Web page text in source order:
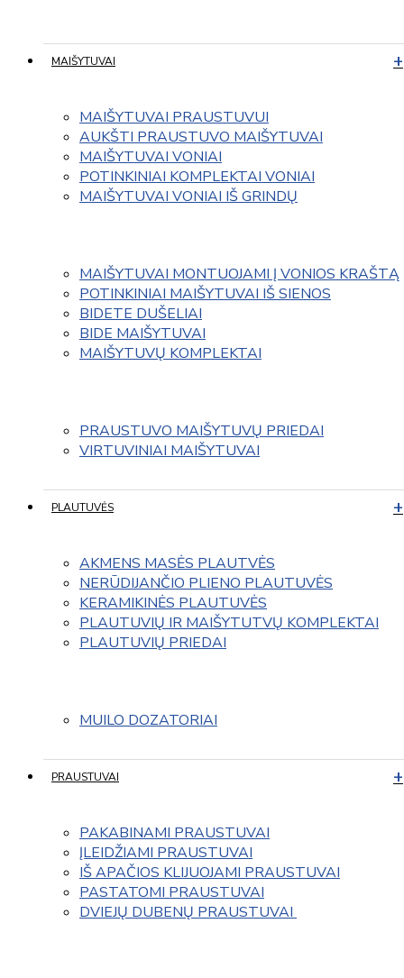
MAIŠYTUVAI
MAIŠYTUVAI PRAUSTUVUI
AUKŠTI PRAUSTUVO MAIŠYTUVAI
MAIŠYTUVAI VONIAI
POTINKINIAI KOMPLEKTAI VONIAI
MAIŠYTUVAI VONIAI IŠ GRINDŲ
MAIŠYTUVAI MONTUOJAMI Į VONIOS KRAŠTĄ
POTINKINIAI MAIŠYTUVAI IŠ SIENOS
BIDETE DUŠELIAI
BIDE MAIŠYTUVAI
MAIŠYTUVŲ KOMPLEKTAI
PRAUSTUVO MAIŠYTUVŲ PRIEDAI
VIRTUVINIAI MAIŠYTUVAI
PLAUTUVĖS
AKMENS MASĖS PLAUTVĖS
NERŪDIJANČIO PLIENO PLAUTUVĖS
KERAMIKINĖS PLAUTUVĖS
PLAUTUVIŲ IR MAIŠYTUTVŲ KOMPLEKTAI
PLAUTUVIŲ PRIEDAI
MUILO DOZATORIAI
PRAUSTUVAI
PAKABINAMI PRAUSTUVAI
ĮLEIDŽIAMI PRAUSTUVAI
IŠ APAČIOS KLIJUOJAMI PRAUSTUVAI
PASTATOMI PRAUSTUVAI
DVIEJŲ DUBENŲ PRAUSTUVAI